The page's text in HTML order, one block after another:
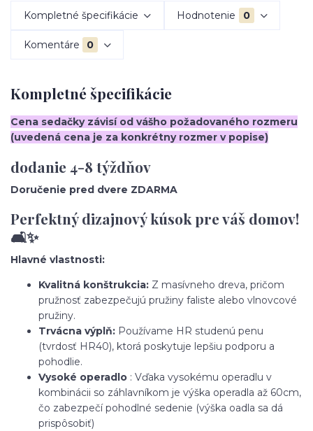
Kompletné špecifikácie Hodnotenie 0
Komentáre 0
Kompletné špecifikácie
Cena sedačky závisí od vášho požadovaného rozmeru
(uvedená cena je za konkrétny rozmer v popise)
dodanie 4-8 týždňov
Doručenie pred dvere ZDARMA
Perfektný dizajnový kúsok pre váš domov!
🛋️✨
Hlavné vlastnosti:
Kvalitná konštrukcia: Z masívneho dreva, pričom
pružnosť zabezpečujú pružiny faliste alebo vlnovcové
pružiny.
Trvácna výplň: Používame HR studenú penu
(tvrdosť HR40), ktorá poskytuje lepšiu podporu a
pohodlie.
Vysoké operadlo : Vďaka vysokému operadlu v
kombinácii so záhlavníkom je výška operadla až 60cm,
čo zabezpečí pohodlné sedenie (výška oadla sa dá
prispôsobiť)